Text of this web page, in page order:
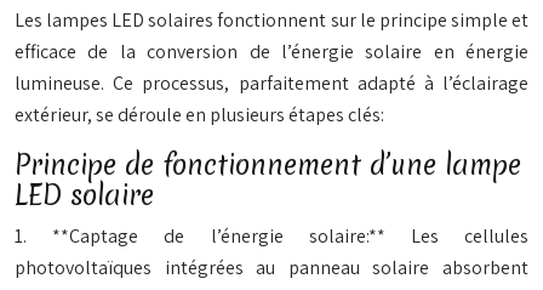
Les lampes LED solaires fonctionnent sur le principe simple et
efficace de la conversion de l’énergie solaire en énergie
lumineuse. Ce processus, parfaitement adapté à l’éclairage
extérieur, se déroule en plusieurs étapes clés:
Principe de fonctionnement d’une lampe
LED solaire
1. **Captage de l’énergie solaire:** Les cellules
photovoltaïques intégrées au panneau solaire absorbent